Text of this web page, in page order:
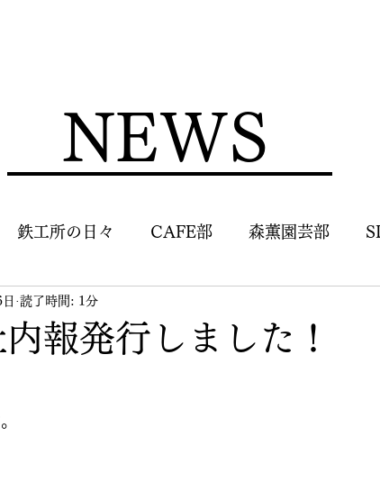
NEWS
鉄工所の日々 CAFE部 森薫園芸部
報発行しました！
読了時間: 1分